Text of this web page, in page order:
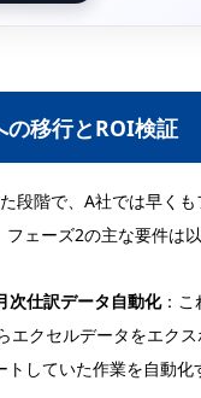
の移行とROI検証
段階で、A社では早く
ェーズ2の主な要件は以
次仕訳データ自動化：こ
エクセルデータをエク
トしていた作業を自動化